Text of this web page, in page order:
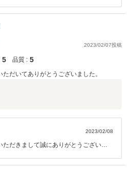
ろしくお願いいたします。
2023/02/07投稿
5 品質 : 5
だいてありがとうございました。
2023/02/08